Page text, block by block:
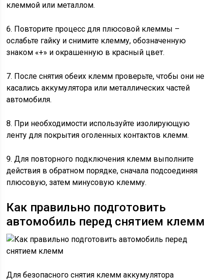
клеммой или металлом.
6. Повторите процесс для плюсовой клеммы –
ослабьте гайку и снимите клемму, обозначенную
знаком «+» и окрашенную в красный цвет.
7. После снятия обеих клемм проверьте, чтобы они не
касались аккумулятора или металлических частей
автомобиля.
8. При необходимости используйте изолирующую
ленту для покрытия оголенных контактов клемм.
9. Для повторного подключения клемм выполните
действия в обратном порядке, сначала подсоединяя
плюсовую, затем минусовую клемму.
Как правильно подготовить
автомобиль перед снятием клемм
Для безопасного снятия клемм аккумулятора